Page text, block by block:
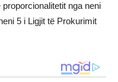
nga neni
5 i Ligjit të Prokurimit